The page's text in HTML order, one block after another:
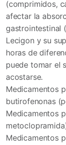
(comprimidos,
afectar la
gastrointestinal
Lecigon y su
horas de
puede tomar el
acostarse.
Medicamentos
butirofenonas
Medicamentos
Medicamentos